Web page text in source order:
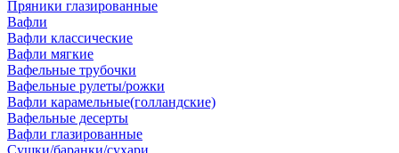
Пряники глазированные
Вафли
Вафли классические
Вафли мягкие
Вафельные трубочки
Вафельные рулеты/рожки
Вафли карамельные(голландские)
Вафельные десерты
Вафли глазированные
Сушки/баранки/сухари